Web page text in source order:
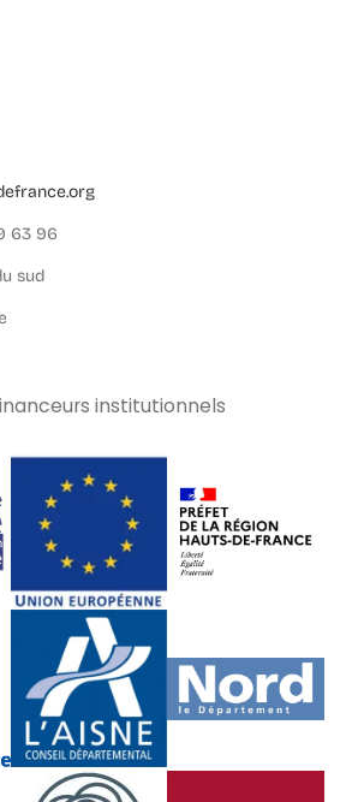
63 96
sud
institutionnels